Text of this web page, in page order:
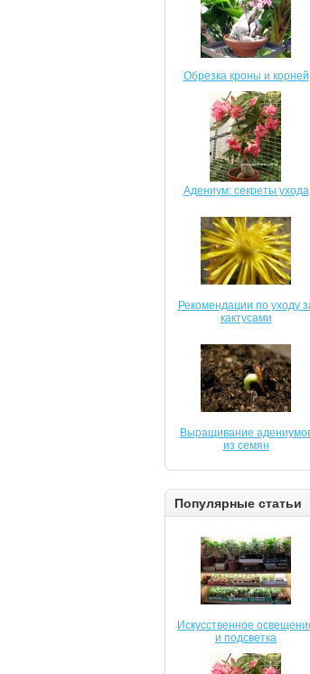
Обрезка кроны и корней
Адениум: секреты ухода
Рекомендации по уходу
кактусами
Выращивание
из семян
Популярные статьи
Искусственное
и подсветка